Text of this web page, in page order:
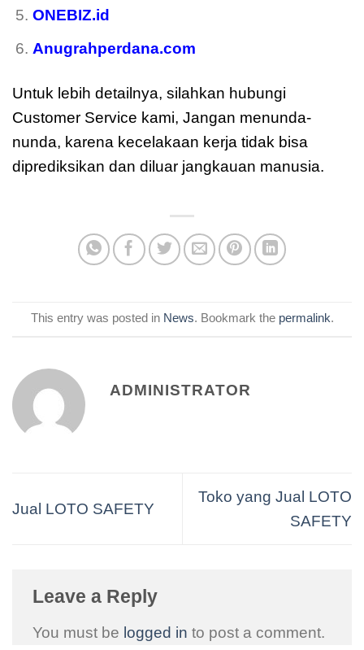
ONEBIZ.id
Anugrahperdana.com
Untuk lebih detailnya, silahkan hubungi
Customer Service kami, Jangan menunda-
nunda, karena kecelakaan kerja tidak bisa
diprediksikan dan diluar jangkauan manusia.
This entry was posted in News. Bookmark the permalink.
ADMINISTRATOR
Jual LOTO SAFETY
Toko yang Jual LOTO
SAFETY
Leave a Reply
You must be logged in to post a comment.